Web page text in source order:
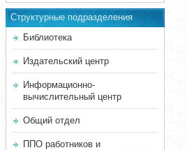
Структурные подразделения
Библиотека
Издательский центр
Информационно-
вычислительный центр
Общий отдел
ППО работников и